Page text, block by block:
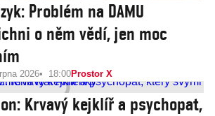
Problém na DAMU
o něm vědí, jen moc
2026 18:00Prostor X
Krvavý kejklíř a psychopat,